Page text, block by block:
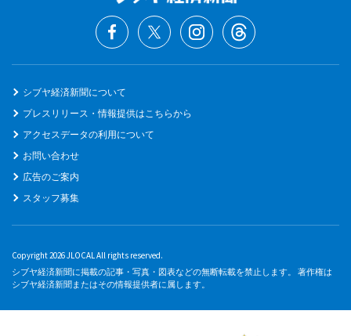
シブヤ経済新聞について
プレスリリース・情報提供はこちらから
アクセスデータの利用について
お問い合わせ
広告のご案内
スタッフ募集
Copyright 2026 JLOCAL All rights reserved.
シブヤ経済新聞に掲載の記事・写真・図表などの無断転載を禁止します。 著作権は
シブヤ経済新聞またはその情報提供者に属します。